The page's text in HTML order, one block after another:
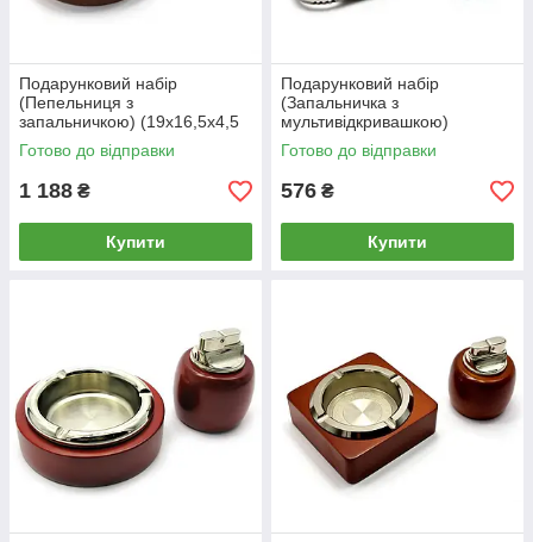
Подарунковий набір
(Пепельниця з
запальничкою) (19х16,5х4,5
см)
Готово до відправки
1 188 ₴
Купити
Подарунковий набір
(Запальничка з
мультивідкривашкою)
Готово до відправки
576 ₴
Купити